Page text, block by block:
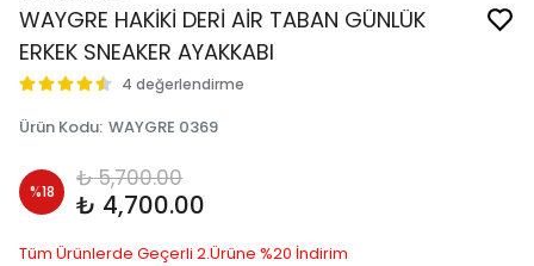
WAYGRE HAKİKİ DERİ AİR TABAN GÜNLÜK
ERKEK SNEAKER AYAKKABI
4 değerlendirme
Ürün Kodu: WAYGRE 0369
%18 ₺ 5,700.00
₺ 4,700.00
Tüm Ürünlerde Geçerli 2.Ürüne %20 İndirim